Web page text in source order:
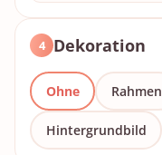
4 Dekoration
Ohne Rahmen
Hintergrundbild